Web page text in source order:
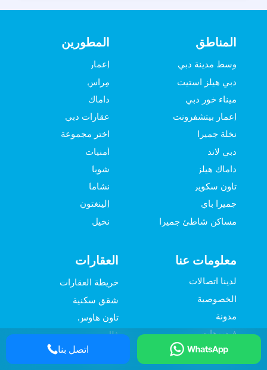
المطورين
إعمار
مِراس
داماك
عقارات دبي
اختر مجموعة
أمنيات
شوبا
نشاما
إلينغتون
نخيل
المناطق
وسط مدينة دبي
دبي هيلز استيت
ميناء خور دبي
إعمار بيتشفرونت
نخلة جميرا
دبي لاند
داماك هيلز
تاون سكوير
جميرا باي
مساكن شاطئ جميرا
العقارات
خريطة العقارات
شقق سكنية
تاون هاوس
فلل
معلومات عنا
لدينا اتصالات
الخصوصية
مدونة
فيديوهات
جولات افتراضية
اتصل بنا